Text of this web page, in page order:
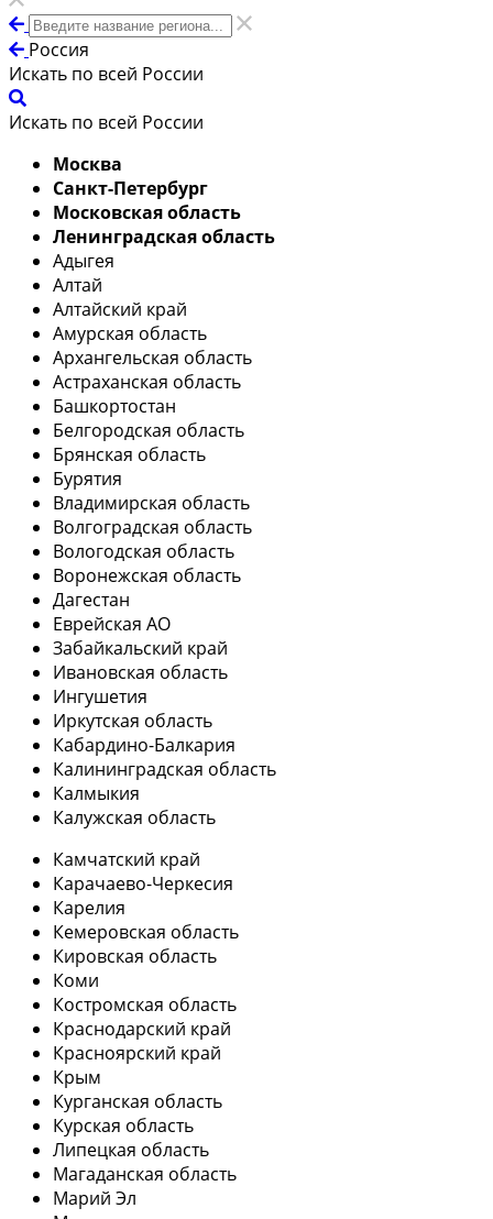
Россия
Искать по всей России
Искать по всей России
Москва
Санкт-Петербург
Московская область
Ленинградская область
Адыгея
Алтай
Алтайский край
Амурская область
Архангельская область
Астраханская область
Башкортостан
Белгородская область
Брянская область
Бурятия
Владимирская область
Волгоградская область
Вологодская область
Воронежская область
Дагестан
Еврейская АО
Забайкальский край
Ивановская область
Ингушетия
Иркутская область
Кабардино-Балкария
Калининградская область
Калмыкия
Калужская область
Камчатский край
Карачаево-Черкесия
Карелия
Кемеровская область
Кировская область
Коми
Костромская область
Краснодарский край
Красноярский край
Крым
Курганская область
Курская область
Липецкая область
Магаданская область
Марий Эл